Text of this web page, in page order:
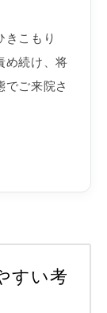
きこもり
め続け、将
でご来院さ
すい考